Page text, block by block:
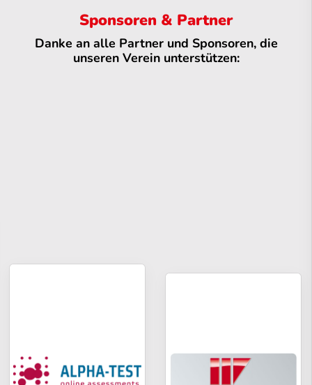
Sponsoren & Partner
Danke an alle Partner und Sponsoren, die
unseren Verein unterstützen: